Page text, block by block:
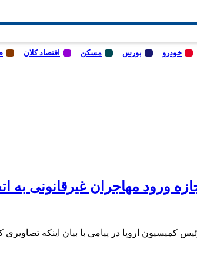
خودرو بورس مسکن اقتصاد کلان
ورود مهاجران غیرقانونی به
کمیسیون اروپا در پیامی با بیان اینکه